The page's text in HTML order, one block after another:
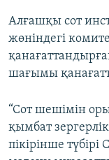
Алғашқы сот
жөніндегі
шағымы
“Cот шешімін
қымбат
пікірінше